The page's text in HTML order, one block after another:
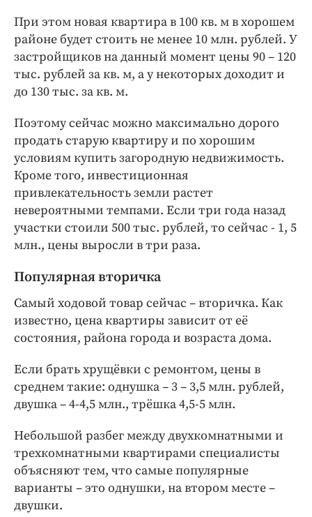
При этом новая квартира в 100 кв. м в хорошем
районе будет стоить не менее 10 млн. рублей. У
застройщиков на данный момент цены 90 – 120
тыс. рублей за кв. м, а у некоторых доходит и
до 130 тыс. за кв. м.
Поэтому сейчас можно максимально дорого
продать старую квартиру и по хорошим
условиям купить загородную недвижимость.
Кроме того, инвестиционная
привлекательность земли растет
невероятными темпами. Если три года назад
участки стоили 500 тыс. рублей, то сейчас - 1, 5
млн., цены выросли в три раза.
Популярная вторичка
Самый ходовой товар сейчас – вторичка. Как
известно, цена квартиры зависит от её
состояния, района города и возраста дома.
Если брать хрущёвки с ремонтом, цены в
среднем такие: однушка – 3 – 3,5 млн. рублей,
двушка – 4-4,5 млн., трёшка 4,5-5 млн.
Небольшой разбег между двухкомнатными и
трехкомнатными квартирами специалисты
объясняют тем, что самые популярные
варианты – это однушки, на втором месте –
двушки.